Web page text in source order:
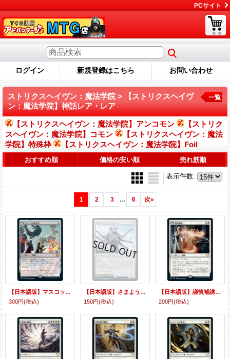
PCサイト
ログイン 新規登録はこちら お問い合わせ
ストリクスヘイヴン：魔法学院 > 【ストリクスヘイヴ
ン：魔法学院】神話レア・レア
【ストリクスヘイヴン：魔法学院】アンコモン
【ストリク
スヘイヴン：魔法学院】コモン
【ストリクスヘイヴン：魔法
学院】特殊枠
【ストリクスヘイヴン：魔法学院】Foil
一覧
おすすめ順 価格の安い順 売れ筋順
表示件数:
1 2 3 ... 6 次»
【日本語版】マスコット展示会/Mascot Exhibition
300円(税込)
【日本語版】さまようアルカイック/大界の探検/Wandering Archaic/Explore the Vastlands
150円(税込)
【日本語版】謹慎補講/Academic Probation
200円(税込)